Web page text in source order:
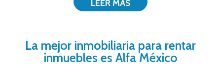
LEER MÁS
La mejor inmobiliaria para rentar
inmuebles es Alfa México